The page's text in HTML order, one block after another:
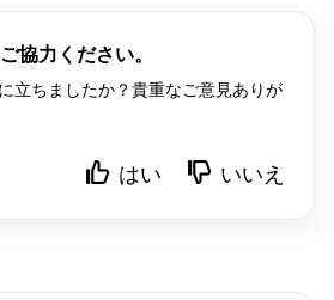
協力ください。
立ちましたか？貴重なご意見ありが
はい いいえ